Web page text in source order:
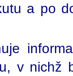
a po
v nichž